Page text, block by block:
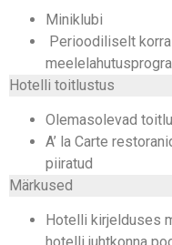
Miniklubi
Perioodiliselt
Hotelli toitlustus
Olemasolevad
A’ la Carte
piiratud
Märkused
Hotelli kirjelduses